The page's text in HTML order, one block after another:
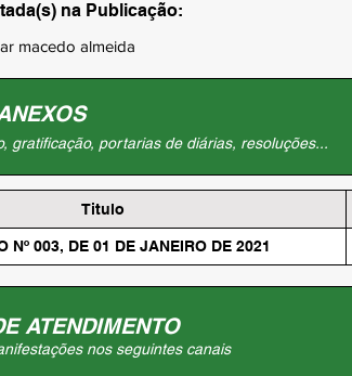
na Publicação:
macedo almeida
gratificação, portarias de diárias, resoluções...
Titulo
Nº 003, DE 01 DE JANEIRO DE 2021
ATENDIMENTO
nos seguintes canais